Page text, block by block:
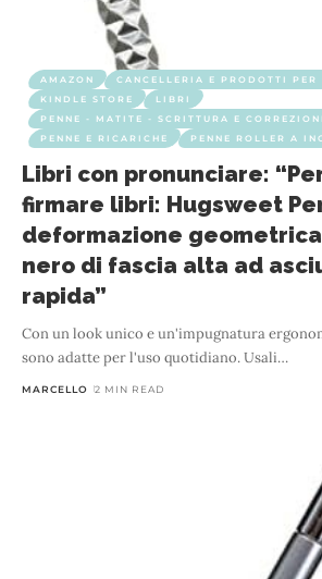
AMAZON
CANCELLERIA E PRODOTTI PER
KINDLE STORE
LIBRI
PENNE - MATITE - SCRITTURA E
PENNE E RICARICHE
PENNE ROLLER A
Libri con pronunciare:
firmare libri: Hugsweet
deformazione
nero di fascia alta ad
rapida”
Con un look unico e un'impugnatura
sono adatte per l'uso quotidiano. Usali…
MARCELLO 2 MIN READ